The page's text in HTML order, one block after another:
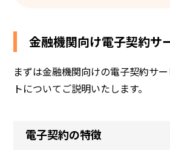
金融機関向け電子契約サ
まずは金融機関向けの電子契約サ
トについてご説明いたします。
電子契約の特徴